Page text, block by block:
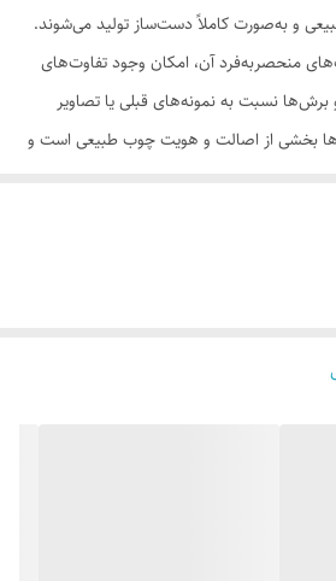
و به‌صورت کاملاً دست‌ساز تولید می‌شوند.
منحصر‌به‌فرد آن، امکان وجود تفاوت‌های
برش‌ها نسبت به نمونه‌های قبلی یا تصاویر
بخشی از اصالت و هویت چوب طبیعی است و
موارد و آگاهی از ویژگی‌های طبیعی چوب هست